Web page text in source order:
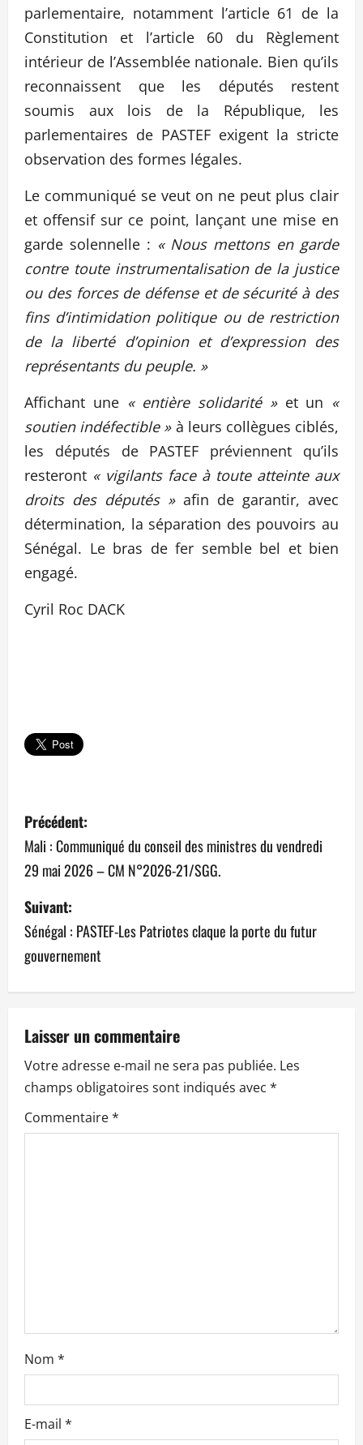
parlementaire, notamment l’article 61 de la
Constitution et l’article 60 du Règlement
intérieur de l’Assemblée nationale. Bien qu’ils
reconnaissent que les députés restent
soumis aux lois de la République, les
parlementaires de PASTEF exigent la stricte
observation des formes légales.
Le communiqué se veut on ne peut plus clair
et offensif sur ce point, lançant une mise en
garde solennelle : « Nous mettons en garde
contre toute instrumentalisation de la justice
ou des forces de défense et de sécurité à des
fins d’intimidation politique ou de restriction
de la liberté d’opinion et d’expression des
représentants du peuple. »
Affichant une « entière solidarité »et un «
soutien indéfectible »à leurs collègues ciblés,
les députés de PASTEF préviennent qu’ils
resteront « vigilants face à toute atteinte aux
droits des députés »afin de garantir, avec
détermination, la séparation des pouvoirs au
Sénégal. Le bras de fer semble bel et bien
engagé.
Cyril Roc DACK
N
a
v
i
g
a
i
o
n
i
c
e
Précédent:
Mali : Communiqué du conseil des ministres du vendredi
29 mai 2026 – CM N°2026-21/SGG.
Suivant:
Sénégal : PASTEF-Les Patriotes claque la porte du futur
gouvernement
Laisser un commentaire
Votre adresse e-mail ne sera pas publiée. Les
champs obligatoires sont indiqués avec *
Commentaire*
Nom *
E-mail *